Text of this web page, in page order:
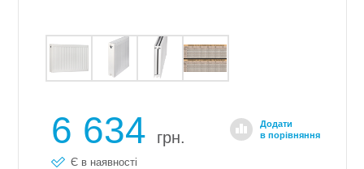
6 634 грн.
Додати
в порівняння
Є в наявності